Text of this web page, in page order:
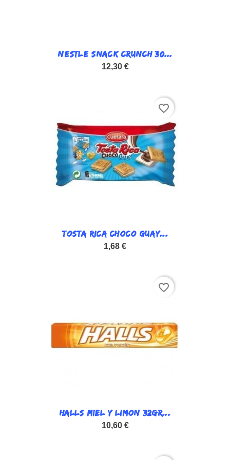
NESTLE SNACK CRUNCH 30...
12,30 €
TOSTA RICA CHOCO GUAY...
1,68 €
favorite_border
HALLS MIEL Y LIMON 32GR...
10,60 €
favorite_border